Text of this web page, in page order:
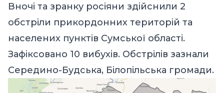
Вночі та зранку росіяни здійснили 2
обстріли прикордонних територій та
населених пунктів Сумської області.
Зафіксовано 10 вибухів. Обстрілів зазнали
Середино-Будська, Білопільська громади.